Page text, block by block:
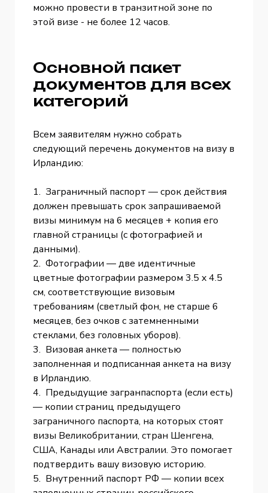
можно провести в транзитной зоне по
этой визе - не более 12 часов.
Основной пакет
документов для всех
категорий
Всем заявителям нужно собрать
следующий перечень документов на визу в
Ирландию:
1. Заграничный паспорт — срок действия
должен превышать срок запрашиваемой
визы минимум на 6 месяцев + копия его
главной страницы (с фотографией и
данными).
2. Фотографии — две идентичные
цветные фотографии размером 3.5 x 4.5
см, соответствующие визовым
требованиям (светлый фон, не старше 6
месяцев, без очков с затемненными
стеклами, без головных уборов).
3. Визовая анкета — полностью
заполненная и подписанная анкета на визу
в Ирландию.
4. Предыдущие загранпаспорта (если есть)
— копии страниц предыдущего
заграничного паспорта, на которых стоят
визы Великобритании, стран Шенгена,
США, Канады или Австралии. Это помогает
подтвердить вашу визовую историю.
5. Внутренний паспорт РФ — копии всех